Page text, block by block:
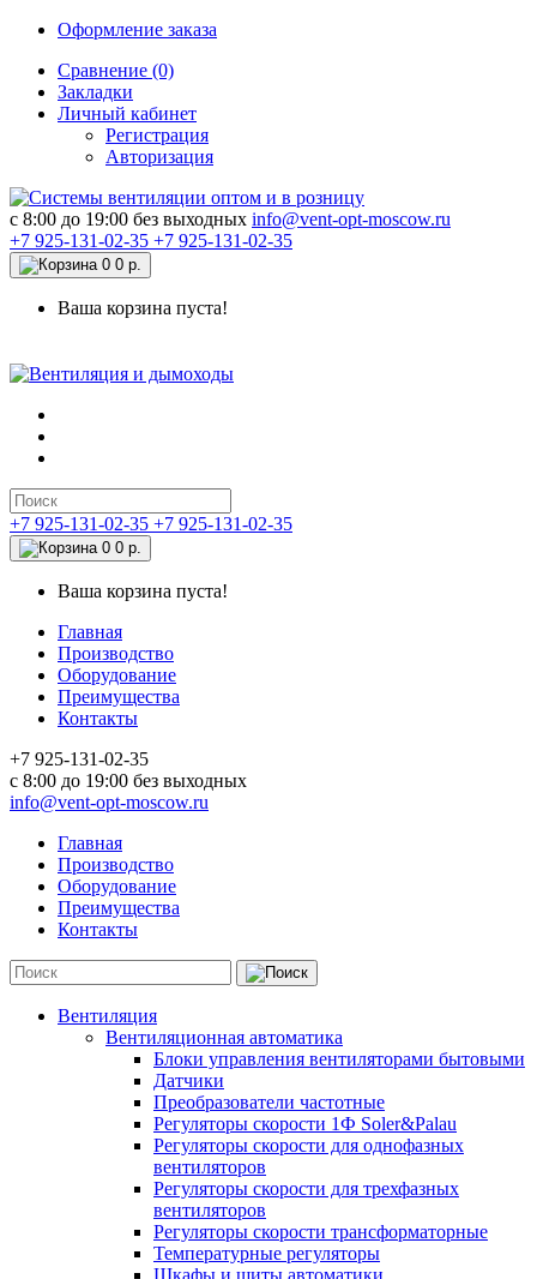
Оформление заказа
Сравнение (0)
Закладки
Личный кабинет
Регистрация
Авторизация
c 8:00 до 19:00 без выходных info@vent-opt-moscow.ru
+7 925-131-02-35 +7 925-131-02-35
0 0 р.
Ваша корзина пуста!
+7 925-131-02-35 +7 925-131-02-35
0 0 р.
Ваша корзина пуста!
Главная
Производство
Оборудование
Преимущества
Контакты
+7 925-131-02-35
c 8:00 до 19:00 без выходных
info@vent-opt-moscow.ru
Главная
Производство
Оборудование
Преимущества
Контакты
Вентиляция
Вентиляционная автоматика
Блоки управления вентиляторами бытовыми
Датчики
Преобразователи частотные
Регуляторы скорости 1Ф Soler&Palau
Регуляторы скорости для однофазных
вентиляторов
Регуляторы скорости для трехфазных
вентиляторов
Регуляторы скорости трансформаторные
Температурные регуляторы
Шкафы и щиты автоматики